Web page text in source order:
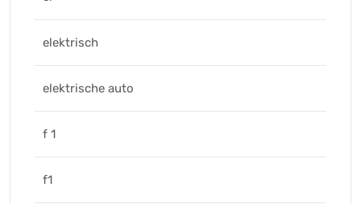
elektrisch
elektrische auto
f 1
f1